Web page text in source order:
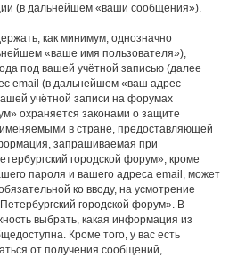
(в дальнейшем «ваши сообщения»).
как минимум, однозначно
«ваше имя пользователя»),
под вашей учётной записью (далее
email (в дальнейшем «ваш адрес
учётной записи на форумах
охраняется законами о защите
в стране, предоставляющей
запрашиваемая при
городской форум», кроме
пароля и вашего адреса email, может
ко вводу, на усмотрение
городской форум». В
выбрать, какая информация из
Кроме того, у вас есть
от получения сообщений,